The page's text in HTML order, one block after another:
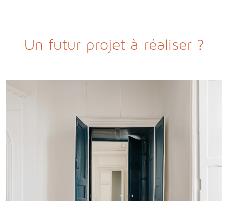
Un futur projet à réaliser ?